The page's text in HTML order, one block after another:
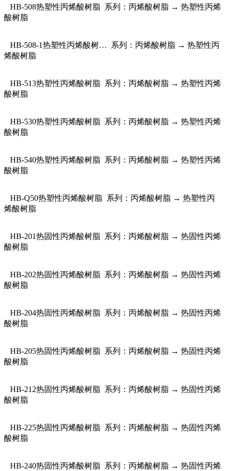
HB-508热塑性丙烯酸树脂 系列：丙烯酸树脂 → 热塑性丙烯
酸树脂
HB-508-1热塑性丙烯酸树… 系列：丙烯酸树脂 → 热塑性丙
烯酸树脂
HB-513热塑性丙烯酸树脂 系列：丙烯酸树脂 → 热塑性丙烯
酸树脂
HB-530热塑性丙烯酸树脂 系列：丙烯酸树脂 → 热塑性丙烯
酸树脂
HB-540热塑性丙烯酸树脂 系列：丙烯酸树脂 → 热塑性丙烯
酸树脂
HB-Q50热塑性丙烯酸树脂 系列：丙烯酸树脂 → 热塑性丙
烯酸树脂
HB-201热固性丙烯酸树脂 系列：丙烯酸树脂 → 热固性丙烯
酸树脂
HB-202热固性丙烯酸树脂 系列：丙烯酸树脂 → 热固性丙烯
酸树脂
HB-204热固性丙烯酸树脂 系列：丙烯酸树脂 → 热固性丙烯
酸树脂
HB-205热固性丙烯酸树脂 系列：丙烯酸树脂 → 热固性丙烯
酸树脂
HB-212热固性丙烯酸树脂 系列：丙烯酸树脂 → 热固性丙烯
酸树脂
HB-225热固性丙烯酸树脂 系列：丙烯酸树脂 → 热固性丙烯
酸树脂
HB-240热固性丙烯酸树脂 系列：丙烯酸树脂 → 热固性丙烯